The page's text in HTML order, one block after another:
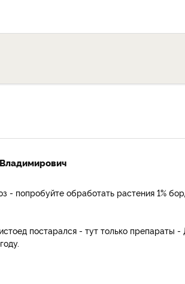
- попробуйте обработать растения 1%
постарался - тут только препараты